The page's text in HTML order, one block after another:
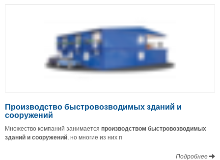
Производство быстровозводимых зданий и
сооружений
Множество компаний занимается производством быстровозводимых
зданий и сооружений, но многие из них п
Подробнее